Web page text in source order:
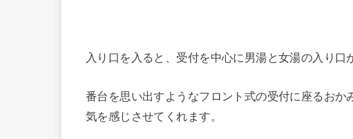
入り口を入ると、受付を中心に男湯と女湯の入り口
番台を思い出すようなフロント式の受付に座るお
気を感じさせてくれます。